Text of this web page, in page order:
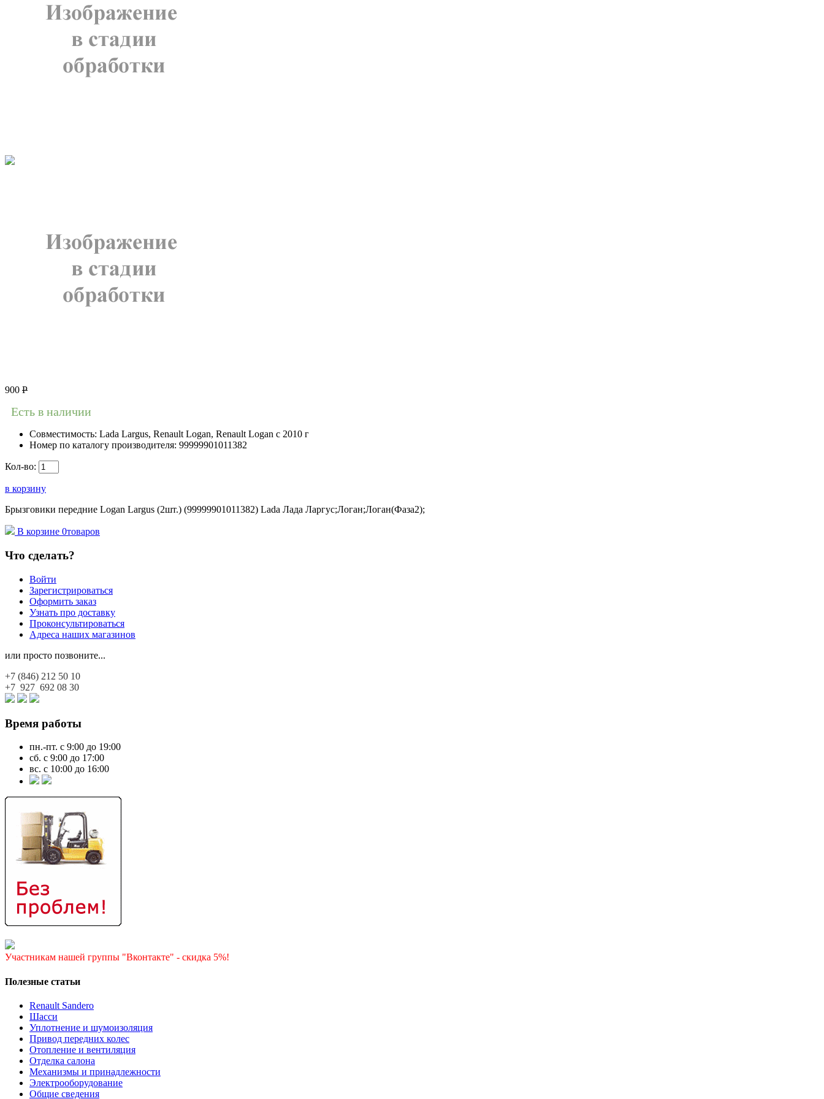
900 Р
Есть в наличии
Совместимость: Lada Largus, Renault Logan, Renault Logan c 2010 г
Номер по каталогу производителя: 99999901011382
Кол-во:
в корзину
Брызговики передние Logan Largus (2шт.) (99999901011382) Lada Лада Ларгус;Логан;Логан(Фаза2);
В корзине 0товаров
Что сделать?
Войти
Зарегистрироваться
Оформить заказ
Узнать про доставку
Проконсультироваться
Адреса наших магазинов
или просто позвоните...
+7 (846) 212 50 10
+7 927 692 08 30
Время работы
пн.-пт. с 9:00 до 19:00
сб. с 9:00 до 17:00
вс. с 10:00 до 16:00
Участникам нашей группы "Вконтакте" - скидка 5%!
Полезные статьи
Renault Sandero
Шасси
Уплотнение и шумоизоляция
Привод передних колес
Отопление и вентиляция
Отделка салона
Механизмы и принадлежности
Электрооборудование
Общие сведения